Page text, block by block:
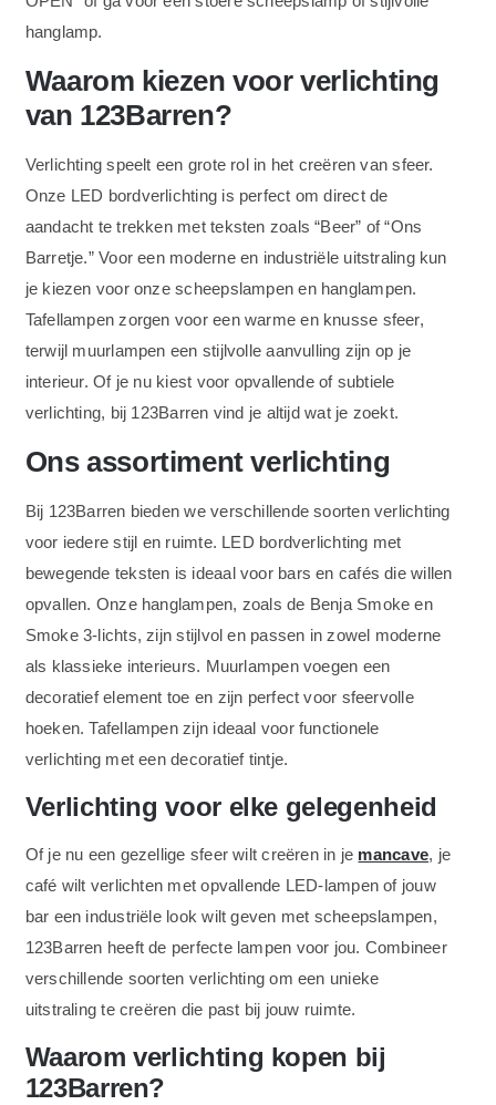
hanglamp.
Waarom kiezen voor verlichting
van 123Barren?
Verlichting speelt een grote rol in het creëren van sfeer.
Onze LED bordverlichting is perfect om direct de
aandacht te trekken met teksten zoals “Beer” of “Ons
Barretje.” Voor een moderne en industriële uitstraling kun
je kiezen voor onze scheepslampen en hanglampen.
Tafellampen zorgen voor een warme en knusse sfeer,
terwijl muurlampen een stijlvolle aanvulling zijn op je
interieur. Of je nu kiest voor opvallende of subtiele
verlichting, bij 123Barren vind je altijd wat je zoekt.
Ons assortiment verlichting
Bij 123Barren bieden we verschillende soorten verlichting
voor iedere stijl en ruimte. LED bordverlichting met
bewegende teksten is ideaal voor bars en cafés die willen
opvallen. Onze hanglampen, zoals de Benja Smoke en
Smoke 3-lichts, zijn stijlvol en passen in zowel moderne
als klassieke interieurs. Muurlampen voegen een
decoratief element toe en zijn perfect voor sfeervolle
hoeken. Tafellampen zijn ideaal voor functionele
verlichting met een decoratief tintje.
Verlichting voor elke gelegenheid
Of je nu een gezellige sfeer wilt creëren in je mancave, je
café wilt verlichten met opvallende LED-lampen of jouw
bar een industriële look wilt geven met scheepslampen,
123Barren heeft de perfecte lampen voor jou. Combineer
verschillende soorten verlichting om een unieke
uitstraling te creëren die past bij jouw ruimte.
Waarom verlichting kopen bij
123Barren?